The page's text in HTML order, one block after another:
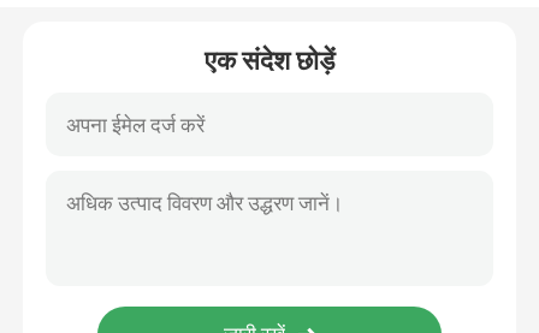
वीचाई स्पेयर पार्ट्स
एक संदेश छोड़ें